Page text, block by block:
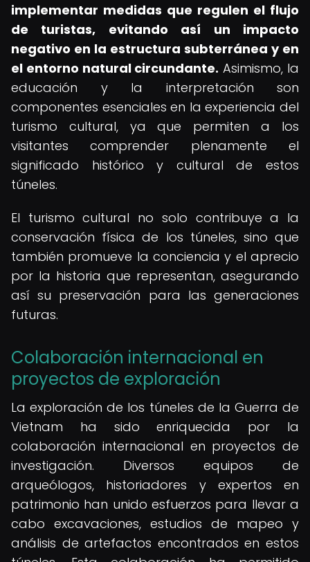
implementar medidas que regulen el flujo
de turistas, evitando así un impacto
negativo en la estructura subterránea y en
el entorno natural circundante. Asimismo, la
educación y la interpretación son
componentes esenciales en la experiencia del
turismo cultural, ya que permiten a los
visitantes comprender plenamente el
significado histórico y cultural de estos
túneles.
El turismo cultural no solo contribuye a la
conservación física de los túneles, sino que
también promueve la conciencia y el aprecio
por la historia que representan, asegurando
así su preservación para las generaciones
futuras.
Colaboración internacional en
proyectos de exploración
La exploración de los túneles de la Guerra de
Vietnam ha sido enriquecida por la
colaboración internacional en proyectos de
investigación. Diversos equipos de
arqueólogos, historiadores y expertos en
patrimonio han unido esfuerzos para llevar a
cabo excavaciones, estudios de mapeo y
análisis de artefactos encontrados en estos